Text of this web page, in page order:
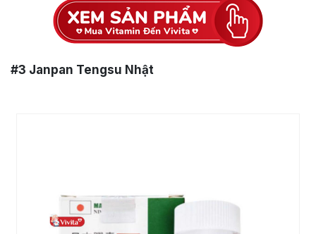
#3 Janpan Tengsu Nhật